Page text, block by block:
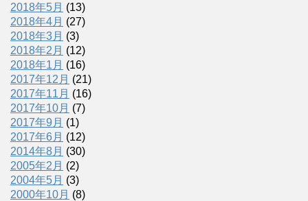
2018年5月 (13)
2018年4月 (27)
2018年3月 (3)
2018年2月 (12)
2018年1月 (16)
2017年12月 (21)
2017年11月 (16)
2017年10月 (7)
2017年9月 (1)
2017年6月 (12)
2014年8月 (30)
2005年2月 (2)
2004年5月 (3)
2000年10月 (8)